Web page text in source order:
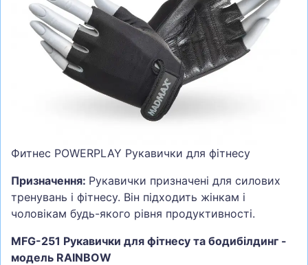
СНОУБОРДИ
ОДЯГ
ВЗУТТЯ
ШОЛОМИ, ЗАХИСТ, ОКУЛЯРИ
ВЕЛОСИПЕДИ
САМОКАТИ
ТЕНІС, БАДМІНТОН
ТУРИЗМ
Фитнес POWERPLAY Рукавички для фітнесу
Призначення: Рукавички призначені для силових
тренувань і фітнесу. Він підходить жінкам і
чоловікам будь-якого рівня продуктивності.
MFG-251 Рукавички для фітнесу та бодибілдинг -
модель RAINBOW